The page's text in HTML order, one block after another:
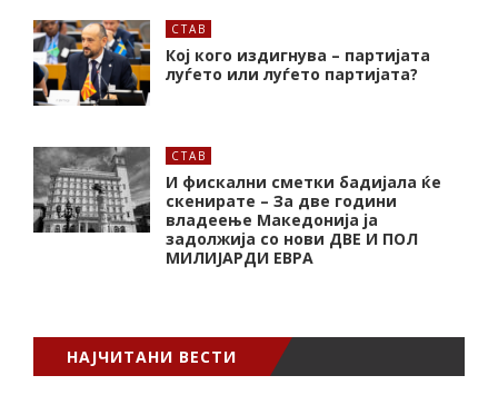
СТАВ
Кој кого издигнува – партијата
луѓето или луѓето партијата?
СТАВ
И фискални сметки бадијала ќе
скенирате – За две години
владеење Македонија ја
задолжија со нови ДВЕ И ПОЛ
МИЛИЈАРДИ ЕВРА
НАЈЧИТАНИ ВЕСТИ